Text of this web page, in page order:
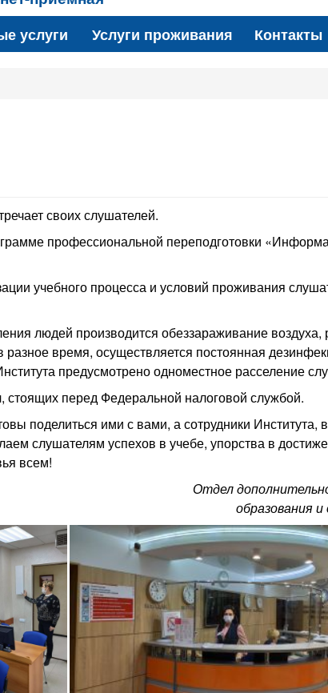
услуги Услуги проживания Контакты
своих слушателей.
профессиональной переподготовки
учебного процесса и условий проживания
людей производится обеззараживание воздуха,
время, осуществляется постоянная
предусмотрено одноместное расселение
перед Федеральной налоговой службой.
поделиться ими с вами, а сотрудники Института,
успехов в учебе, упорства в
всем!
Отдел
образования